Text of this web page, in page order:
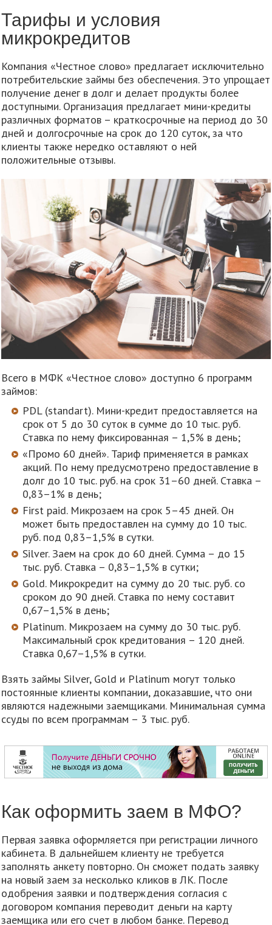
Тарифы и условия
микрокредитов
Компания «Честное слово» предлагает исключительно
потребительские займы без обеспечения. Это упрощает
получение денег в долг и делает продукты более
доступными. Организация предлагает мини-кредиты
различных форматов – краткосрочные на период до 30
дней и долгосрочные на срок до 120 суток, за что
клиенты также нередко оставляют о ней
положительные отзывы.
Всего в МФК «Честное слово» доступно 6 программ
займов:
PDL (standart). Мини-кредит предоставляется на
срок от 5 до 30 суток в сумме до 10 тыс. руб.
Ставка по нему фиксированная – 1,5% в день;
«Промо 60 дней». Тариф применяется в рамках
акций. По нему предусмотрено предоставление в
долг до 10 тыс. руб. на срок 31–60 дней. Ставка –
0,83–1% в день;
First paid. Микрозаем на срок 5–45 дней. Он
может быть предоставлен на сумму до 10 тыс.
руб. под 0,83–1,5% в сутки.
Silver. Заем на срок до 60 дней. Сумма – до 15
тыс. руб. Ставка – 0,83–1,5% в сутки;
Gold. Микрокредит на сумму до 20 тыс. руб. со
сроком до 90 дней. Ставка по нему составит
0,67–1,5% в день;
Platinum. Микрозаем на сумму до 30 тыс. руб.
Максимальный срок кредитования – 120 дней.
Ставка 0,67–1,5% в сутки.
Взять займы Silver, Gold и Platinum могут только
постоянные клиенты компании, доказавшие, что они
являются надежными заемщиками. Минимальная сумма
ссуды по всем программам – 3 тыс. руб.
Как оформить заем в МФО?
Первая заявка оформляется при регистрации личного
кабинета. В дальнейшем клиенту не требуется
заполнять анкету повторно. Он сможет подать заявку
на новый заем за несколько кликов в ЛК. После
одобрения заявки и подтверждения согласия с
договором компания переводит деньги на карту
заемщика или его счет в любом банке. Перевод